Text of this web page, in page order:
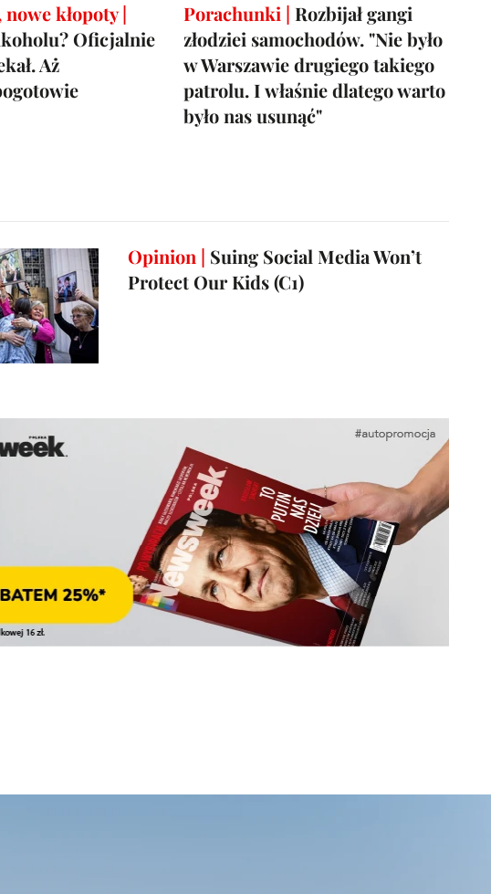
nowe kłopoty |
Oficjalnie
Aż
Porachunki | Rozbijał gangi
złodziei samochodów. "Nie było
w Warszawie drugiego takiego
patrolu. I właśnie dlatego warto
było nas usunąć"
Opinion | Suing Social Media Won’t
Protect Our Kids (C1)